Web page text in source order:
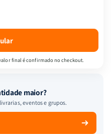
final é confirmado no checkout.
maior?
eventos e grupos.